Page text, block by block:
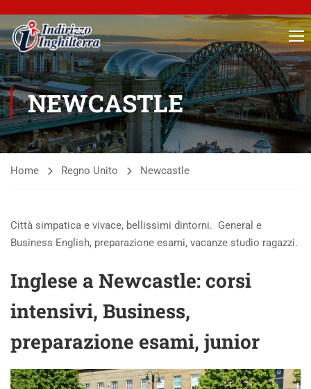
NEWCASTLE
Home Regno Unito Newcastle
Città simpatica e vivace, bellissimi dintorni. General e
Business English, preparazione esami, vacanze studio ragazzi.
Inglese a Newcastle: corsi
intensivi, Business,
preparazione esami, junior